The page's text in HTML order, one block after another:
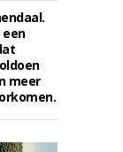
meer